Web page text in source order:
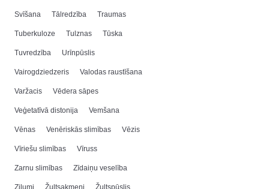
Svīšana Tālredzība Traumas
Tuberkuloze Tulznas Tūska
Tuvredzība Urīnpūslis
Vairogdziedzeris Valodas raustīšana
Varžacis Vēdera sāpes
Veģetatīvā distonija Vemšana
Vēnas Venēriskās slimības Vēzis
Vīriešu slimības Vīruss
Zarnu slimības Zīdaiņu veselība
Zilumi Žultsakmeņi Žultspūslis